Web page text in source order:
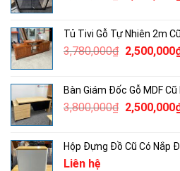
3,450,000₫.
Tủ Tivi Gỗ Tự Nhiên 2m Cũ
3,780,000₫ Giá
2,500,000
Bàn Giám Đốc Gỗ MDF
3,800,000₫ Giá
2,500,000
Hộp Đựng Đồ Cũ Có Nắp
Liên hệ